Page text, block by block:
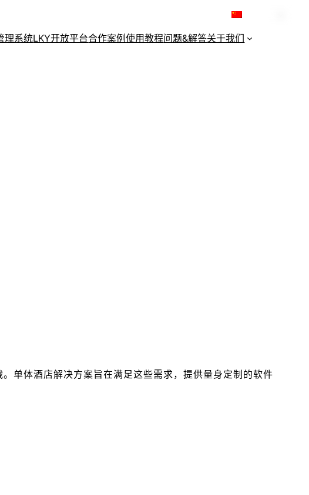
理系统LKY开放平台合作案例使用教程问题&解答关于我们
单体酒店解决方案旨在满足这些需求，提供量身定制的软件